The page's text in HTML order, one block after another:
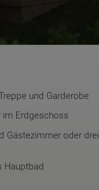
und Garderobe
Erdgeschoss
Gästezimmer oder drei
Hauptbad